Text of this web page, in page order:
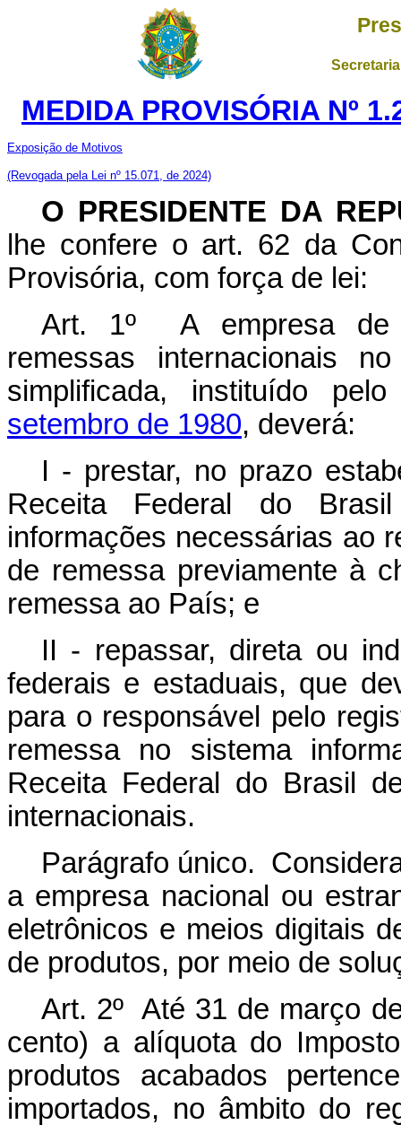
MEDIDA PROVISÓRIA Nº
Exposição de Motivos
(Revogada pela Lei nº 15.071, de 2024)
O PRESIDENTE DA
lhe confere o art. 62 da
Provisória, com força de lei:
Art. 1º A empresa de
remessas internacionais
simplificada, instituído
setembro de 1980, deverá:
I - prestar, no prazo
Receita Federal do
informações necessárias ao
de remessa previamente à
remessa ao País; e
II - repassar, direta ou
federais e estaduais, que
para o responsável pelo
remessa no sistema
Receita Federal do Brasil
internacionais.
Parágrafo único.
a empresa nacional ou
eletrônicos e meios digitais
de produtos, por meio de
Art. 2º Até 31 de março
cento) a alíquota do
produtos acabados
importados, no âmbito do